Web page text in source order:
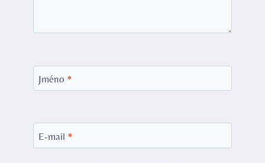
Jméno *
E-mail *